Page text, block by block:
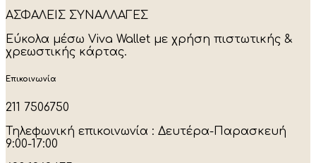
ΑΣΦΑΛΕΙΣ ΣΥΝΑΛΛΑΓΕΣ
Εύκολα μέσω Viva Wallet με χρήση πιστωτικής &
χρεωστικής κάρτας.
Επικοινωνία
211 7506750
Τηλεφωνική επικοινωνία : Δευτέρα-Παρασκευή
9:00-17:00